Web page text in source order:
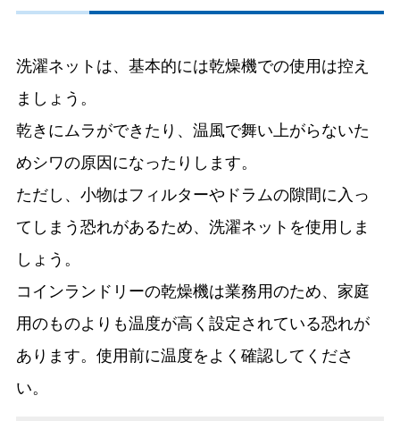
洗濯ネットは、基本的には乾燥機での使用は控え
ましょう。
乾きにムラができたり、温風で舞い上がらないた
めシワの原因になったりします。
ただし、小物はフィルターやドラムの隙間に入っ
てしまう恐れがあるため、洗濯ネットを使用しま
しょう。
コインランドリーの乾燥機は業務用のため、家庭
用のものよりも温度が高く設定されている恐れが
あります。使用前に温度をよく確認してくださ
い。